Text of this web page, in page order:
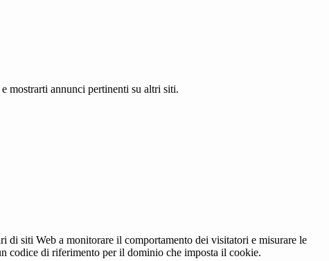
mostrarti annunci pertinenti su altri siti.
di siti Web a monitorare il comportamento dei visitatori e misurare le
codice di riferimento per il dominio che imposta il cookie.